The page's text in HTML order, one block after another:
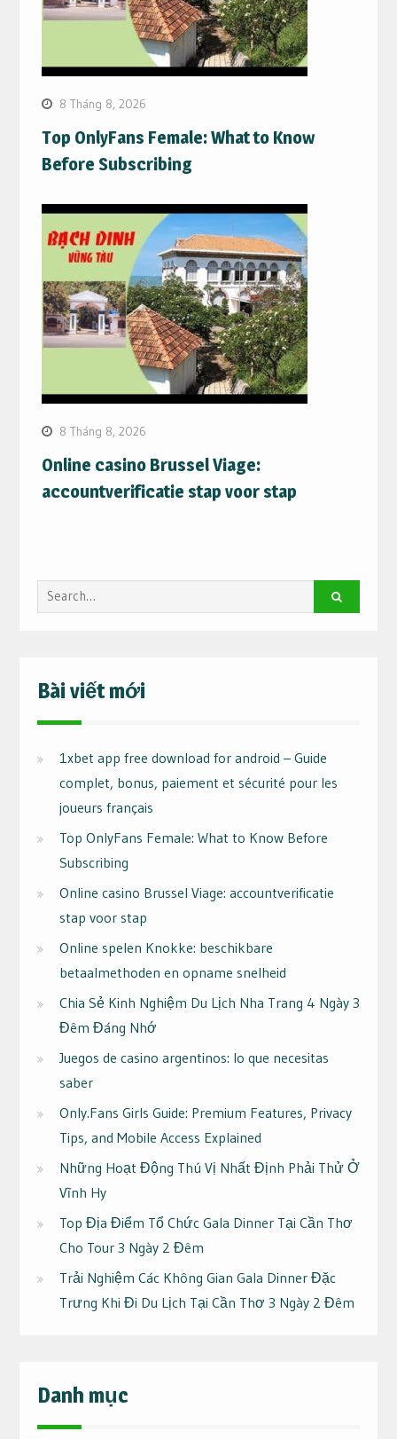
8 Tháng 8, 2026
Top OnlyFans Female: What to Know
Before Subscribing
8 Tháng 8, 2026
Online casino Brussel Viage:
accountverificatie stap voor stap
Search
for:
Bài viết mới
1xbet app free download for android – Guide
complet, bonus, paiement et sécurité pour les
joueurs français
Top OnlyFans Female: What to Know Before
Subscribing
Online casino Brussel Viage: accountverificatie
stap voor stap
Online spelen Knokke: beschikbare
betaalmethoden en opname snelheid
Chia Sẻ Kinh Nghiệm Du Lịch Nha Trang 4 Ngày 3
Đêm Đáng Nhớ
Juegos de casino argentinos: lo que necesitas
saber
Only.Fans Girls Guide: Premium Features, Privacy
Tips, and Mobile Access Explained
Những Hoạt Động Thú Vị Nhất Định Phải Thử Ở
Vĩnh Hy
Top Địa Điểm Tổ Chức Gala Dinner Tại Cần Thơ
Cho Tour 3 Ngày 2 Đêm
Trải Nghiệm Các Không Gian Gala Dinner Đặc
Trưng Khi Đi Du Lịch Tại Cần Thơ 3 Ngày 2 Đêm
Danh mục